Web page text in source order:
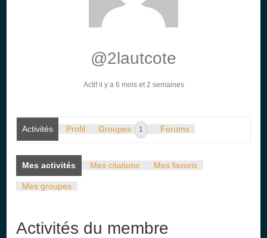
@2lautcote
Actif il y a 6 mois et 2 semaines
Activités Profil Groupes 1 Forums
Mes activités Mes citations Mes favoris
Mes groupes
Activités du membre